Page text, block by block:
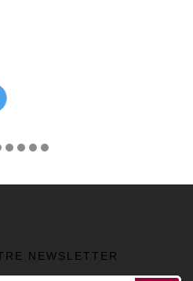
NEWSLETTER